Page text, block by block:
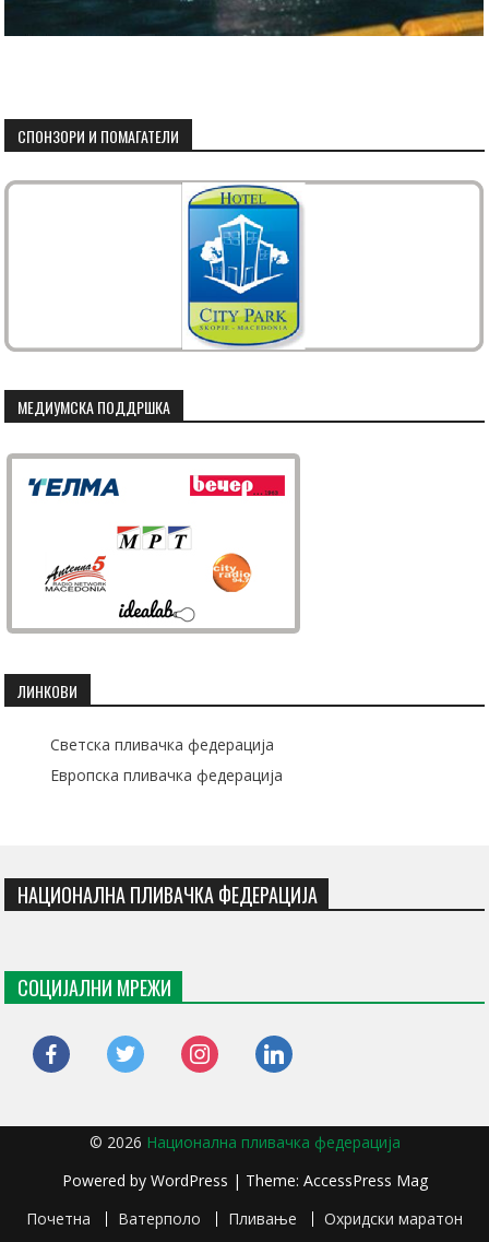
СПОНЗОРИ И ПОМАГАТЕЛИ
МЕДИУМСКА ПОДДРШКА
ЛИНКОВИ
Светска пливачка федерација
Европска пливачка федерација
НАЦИОНАЛНА ПЛИВАЧКА ФЕДЕРАЦИЈА
СОЦИЈАЛНИ МРЕЖИ
facebook twitter instagram linkedin
© 2026 Национална пливачка федерација
Powered by WordPress | Theme: AccessPress Mag
Почетна
Ватерполо Пливање
Охридски маратон